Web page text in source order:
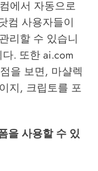
에서 자동으로
컴 사용자들이
리할 수 있습니
. 또한 ai.com
을 보면, 마샬렉
지, 크립토를 포
을 사용할 수 있